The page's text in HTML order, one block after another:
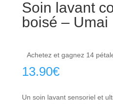
Soin lavant
boisé – Umai
Achetez et gagnez 14
13.90€
Un soin lavant sensoriel et